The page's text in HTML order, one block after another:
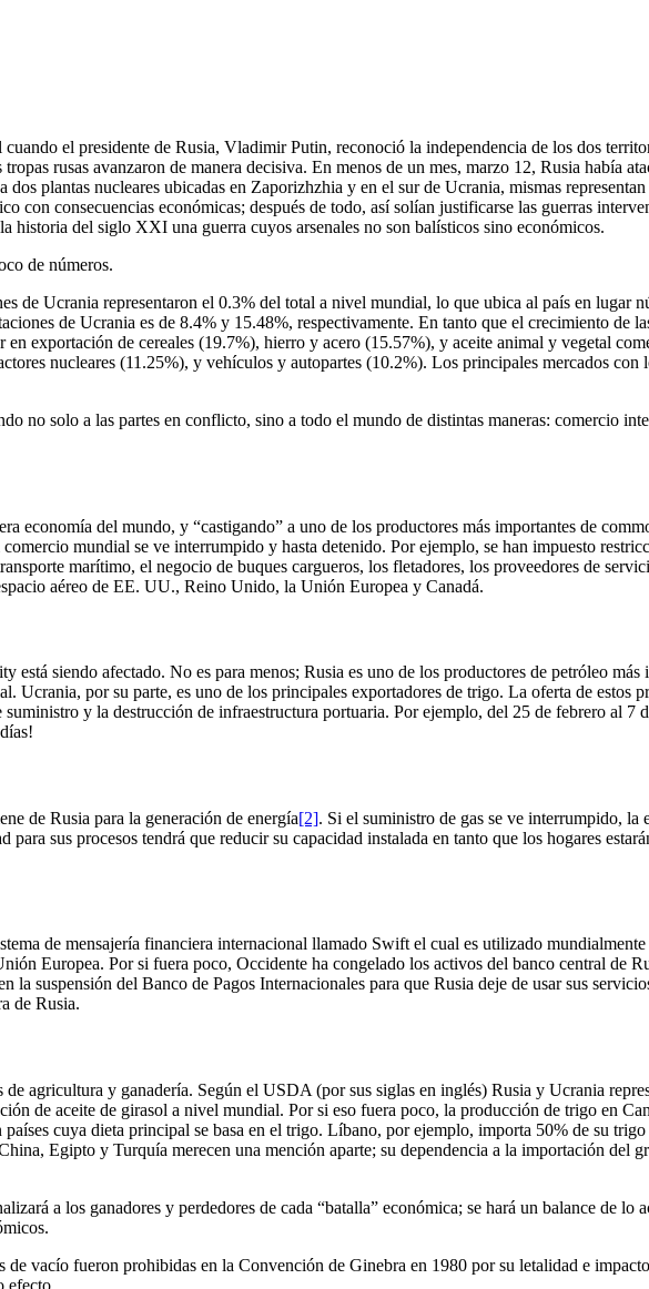
el presidente de Rusia, Vladimir Putin, reconoció la independencia de los dos
rusas avanzaron de manera decisiva. En menos de un mes, marzo 12, Rusia había
plantas nucleares ubicadas en Zaporizhzhia y en el sur de Ucrania, mismas
con consecuencias económicas; después de todo, así solían justificarse las guerras
del siglo XXI una guerra cuyos arsenales no son balísticos sino económicos.
de números.
de Ucrania representaron el 0.3% del total a nivel mundial, lo que ubica al país en lugar
de Ucrania es de 8.4% y 15.48%, respectivamente. En tanto que el crecimiento de
exportación de cereales (19.7%), hierro y acero (15.57%), y aceite animal y vegetal
nucleares (11.25%), y vehículos y autopartes (10.2%). Los principales mercados con
no solo a las partes en conflicto, sino a todo el mundo de distintas maneras: comercio
economía del mundo, y “castigando” a uno de los productores más importantes de
mundial se ve interrumpido y hasta detenido. Por ejemplo, se han impuesto
marítimo, el negocio de buques cargueros, los fletadores, los proveedores de
aéreo de EE. UU., Reino Unido, la Unión Europea y Canadá.
siendo afectado. No es para menos; Rusia es uno de los productores de petróleo
Ucrania, por su parte, es uno de los principales exportadores de trigo. La oferta de estos
y la destrucción de infraestructura portuaria. Por ejemplo, del 25 de febrero al 7
de Rusia para la generación de energía[2]. Si el suministro de gas se ve interrumpido, la
sus procesos tendrá que reducir su capacidad instalada en tanto que los hogares
de mensajería financiera internacional llamado Swift el cual es utilizado mundialmente
Europea. Por si fuera poco, Occidente ha congelado los activos del banco central de
la suspensión del Banco de Pagos Internacionales para que Rusia deje de usar sus
de Rusia.
agricultura y ganadería. Según el USDA (por sus siglas en inglés) Rusia y Ucrania
de aceite de girasol a nivel mundial. Por si eso fuera poco, la producción de trigo en
países cuya dieta principal se basa en el trigo. Líbano, por ejemplo, importa 50% de su
Egipto y Turquía merecen una mención aparte; su dependencia a la importación del
a los ganadores y perdedores de cada “batalla” económica; se hará un balance de
vacío fueron prohibidas en la Convención de Ginebra en 1980 por su letalidad e
efecto.